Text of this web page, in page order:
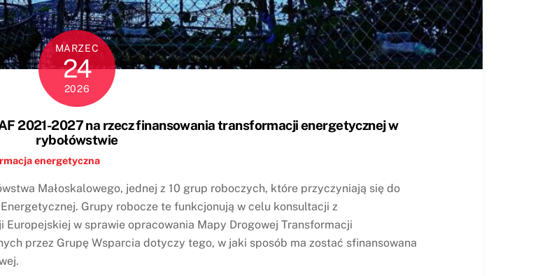
MARZEC
24
2026
2021-2027 na rzecz finansowania transformacji energetycznej w
rybołówstwie
energetyczna
Małoskalowego, jednej z 10 grup roboczych, które przyczyniają się do
Grupy robocze te funkcjonują w celu konsultacji z
w sprawie opracowania Mapy Drogowej Transformacji
przez Grupę Wsparcia dotyczy tego, w jaki sposób ma zostać sfinansowana